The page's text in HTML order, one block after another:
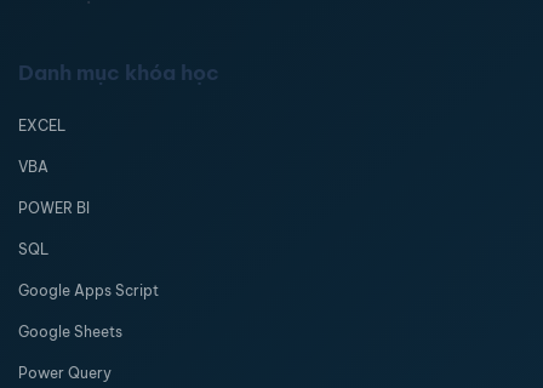
Danh mục khóa học
EXCEL
VBA
POWER BI
SQL
Google Apps Script
Google Sheets
Power Query